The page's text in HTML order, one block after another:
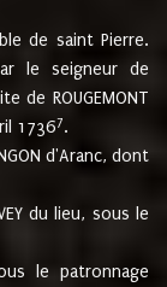
de saint Pierre.
le seigneur de
de ROUGEMONT
17367.
d'Aranc, dont
du lieu, sous le
le patronnage